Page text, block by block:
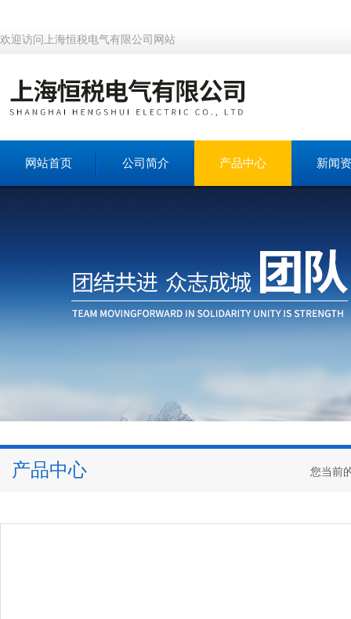
欢迎访问上海恒税电气有限公司网站
网站首页 公司简介 产品中心 新闻
产品中心 您当前